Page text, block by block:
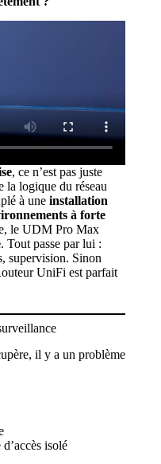
, ce n’est pas juste
la logique du réseau
à une installation
à forte
le UDM Pro Max
. Tout passe par lui :
supervision. Sinon
UniFi est parfait
il y a un problème
isolé